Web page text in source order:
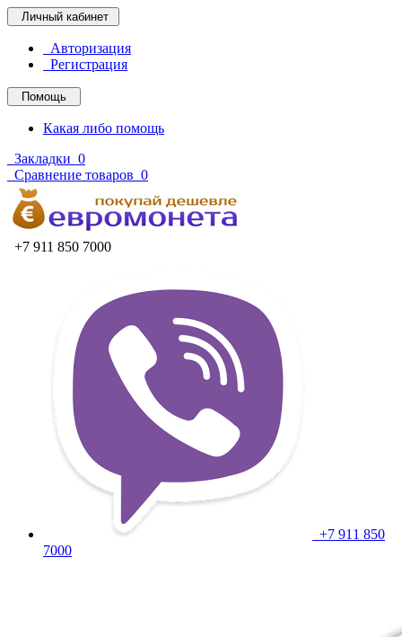
Личный кабинет
Авторизация
Регистрация
Помощь
Какая либо помощь
Закладки 0
Сравнение товаров 0
+7 911 850 7000
+7 911 850
7000